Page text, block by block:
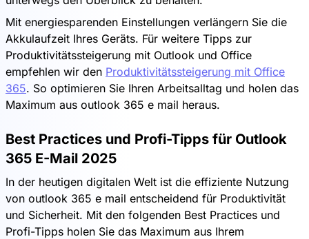
Mit energiesparenden Einstellungen verlängern Sie die
Akkulaufzeit Ihres Geräts. Für weitere Tipps zur
Produktivitätssteigerung mit Outlook und Office
empfehlen wir den Produktivitätssteigerung mit Office
365. So optimieren Sie Ihren Arbeitsalltag und holen das
Maximum aus outlook 365 e mail heraus.
Best Practices und Profi-Tipps für Outlook
365 E-Mail 2025
In der heutigen digitalen Welt ist die effiziente Nutzung
von outlook 365 e mail entscheidend für Produktivität
und Sicherheit. Mit den folgenden Best Practices und
Profi-Tipps holen Sie das Maximum aus Ihrem